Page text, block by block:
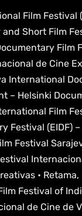
Film Festival
Short Film
Film
de Cine
International
– Helsinki
Film
(EIDF)
Festival
•
Festival of
de Cine de